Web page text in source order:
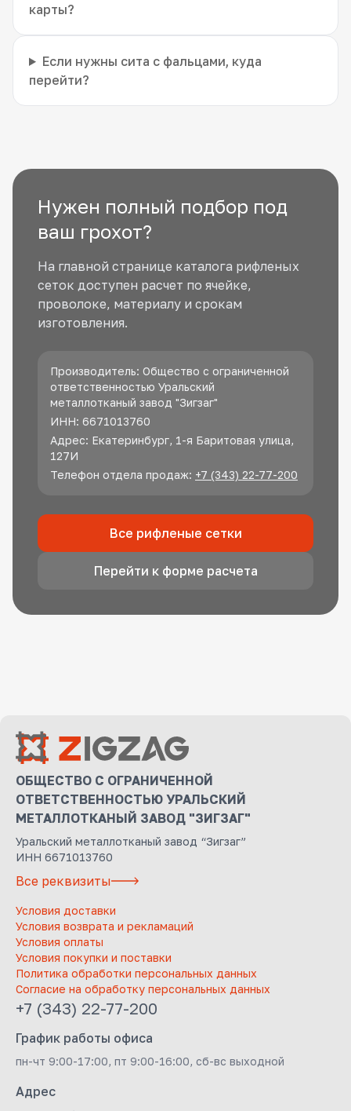
карты?
Если нужны сита с фальцами, куда
перейти?
Нужен полный подбор под
ваш грохот?
На главной странице каталога рифленых
сеток доступен расчет по ячейке,
проволоке, материалу и срокам
изготовления.
Производитель: Общество с ограниченной
ответственностью Уральский
металлотканый завод "Зигзаг"
ИНН: 6671013760
Адрес: Екатеринбург, 1-я Баритовая улица,
127И
Телефон отдела продаж: +7 (343) 22-77-200
Все рифленые сетки
Перейти к форме расчета
ОБЩЕСТВО С ОГРАНИЧЕННОЙ
ОТВЕТСТВЕННОСТЬЮ УРАЛЬСКИЙ
МЕТАЛЛОТКАНЫЙ ЗАВОД "ЗИГЗАГ"
Уральский металлотканый завод “Зигзаг”
ИНН 6671013760
Все реквизиты
Условия доставки
Условия возврата и рекламаций
Условия оплаты
Условия покупки и поставки
Политика обработки персональных данных
Согласие на обработку персональных данных
+7 (343) 22-77-200
График работы офиса
пн-чт 9:00-17:00, пт 9:00-16:00, сб-вс выходной
Адрес